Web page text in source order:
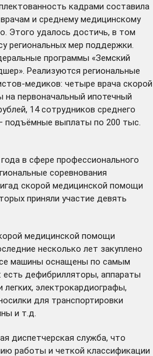
кадрами составила
и среднему медицинскому
Этого удалось достичь, в том
региональных мер поддержки.
программы «Земский
Реализуются региональные
медиков: четыре врача скорой
первоначальный ипотечный
14 сотрудников среднего
подъёмные выплаты по 200 тыс.
в сфере профессионального
соревнования
скорой медицинской помощи
приняли участие девять
медицинской помощи
несколько лет закуплено
машины оснащены по самым
дефибрилляторы, аппараты
легких, электрокардиографы,
для транспортировки
и т.д.
диспетчерская служба, что
работы и четкой классификации